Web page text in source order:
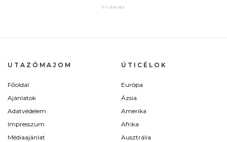
UTAZÓMAJOM
Főoldal
Ajánlatok
Adatvédelem
Impresszum
Médiaajánlat
ÚTICÉLOK
Európa
Ázsia
Amerika
Afrika
Ausztrália